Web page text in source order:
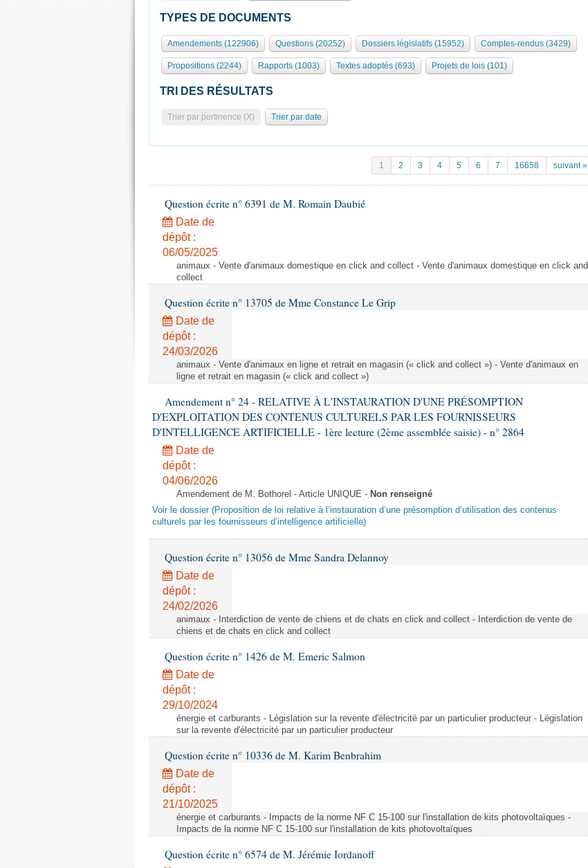
TYPES DE DOCUMENTS
Amendements (122906) Questions (20252) Dossiers législatifs (15952) Comptes-rendus (3429)
Propositions (2244) Rapports (1003) Textes adoptés (693) Projets de lois (101)
TRI DES RÉSULTATS
Trier par pertinence (X) Trier par date
1 2 3 4 5 6 7 16658 suivant »
Question écrite n° 6391 de M. Romain Daubié
Date de
dépôt :
06/05/2025
animaux - Vente d'animaux domestique en click and collect - Vente d'animaux domestique en click and
collect
Question écrite n° 13705 de Mme Constance Le Grip
Date de
dépôt :
24/03/2026
animaux - Vente d'animaux en ligne et retrait en magasin (« click and collect ») - Vente d'animaux en
ligne et retrait en magasin (« click and collect »)
Amendement n° 24 - RELATIVE À L'INSTAURATION D'UNE PRÉSOMPTION
D'EXPLOITATION DES CONTENUS CULTURELS PAR LES FOURNISSEURS
D'INTELLIGENCE ARTIFICIELLE - 1ère lecture (2ème assemblée saisie) - n° 2864
Date de
dépôt :
04/06/2026
Amendement de M. Bothorel - Article UNIQUE - Non renseigné
Voir le dossier (Proposition de loi relative à l’instauration d’une présomption d’utilisation des contenus
culturels par les fournisseurs d’intelligence artificielle)
Question écrite n° 13056 de Mme Sandra Delannoy
Date de
dépôt :
24/02/2026
animaux - Interdiction de vente de chiens et de chats en click and collect - Interdiction de vente de
chiens et de chats en click and collect
Question écrite n° 1426 de M. Emeric Salmon
Date de
dépôt :
29/10/2024
énergie et carburants - Législation sur la revente d'électricité par un particulier producteur - Législation
sur la revente d'électricité par un particulier producteur
Question écrite n° 10336 de M. Karim Benbrahim
Date de
dépôt :
21/10/2025
énergie et carburants - Impacts de la norme NF C 15-100 sur l'installation de kits photovoltaïques -
Impacts de la norme NF C 15-100 sur l'installation de kits photovoltaïques
Question écrite n° 6574 de M. Jérémie Iordanoff